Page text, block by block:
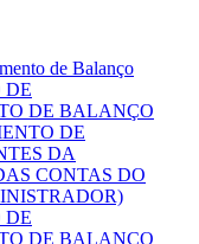
de Balanço
DE
DE BALANÇO
DE
DA
CONTAS DO
DE
DE BALANÇO